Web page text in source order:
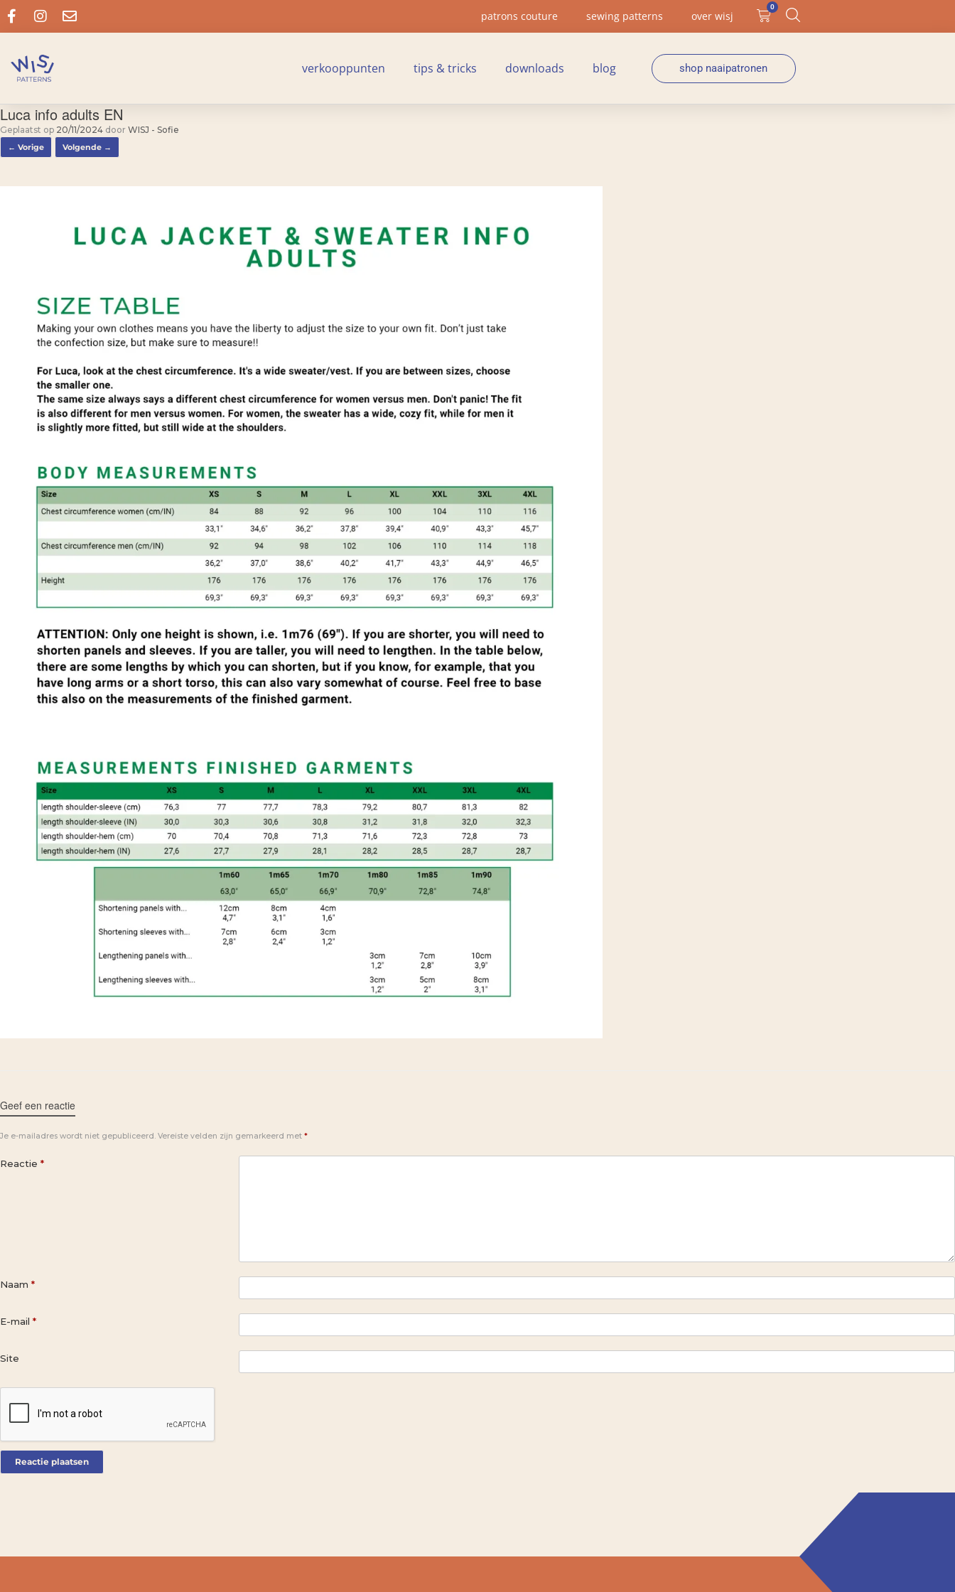
patrons couture sewing patterns over wisj
0
verkooppunten tips & tricks downloads blog shop naaipatronen
Luca info adults EN
Geplaatst op 20/11/2024 door WISJ - Sofie
← Vorige Volgende →
Geef een reactie
Je e-mailadres wordt niet gepubliceerd. Vereiste velden zijn gemarkeerd met *
Reactie *
Naam *
E-mail *
Site